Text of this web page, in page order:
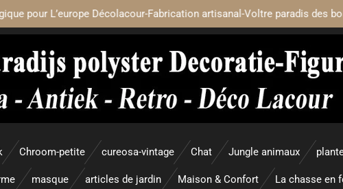
pour L’europe Décolacour-Fabrication artisanal-Voltre paradis des
Chroom-petite cureosa-vintage Chat Jungle animaux
masque articles de jardin Maison & Confort La chasse en